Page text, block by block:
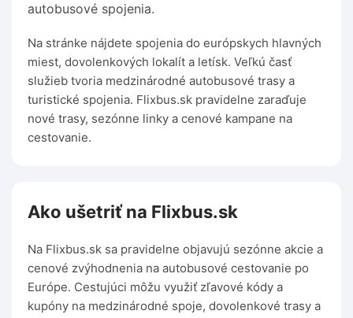
autobusové spojenia.
Na stránke nájdete spojenia do európskych hlavných
miest, dovolenkových lokalít a letísk. Veľkú časť
služieb tvoria medzinárodné autobusové trasy a
turistické spojenia. Flixbus.sk pravidelne zaraďuje
nové trasy, sezónne linky a cenové kampane na
cestovanie.
Ako ušetriť na Flixbus.sk
Na Flixbus.sk sa pravidelne objavujú sezónne akcie a
cenové zvýhodnenia na autobusové cestovanie po
Európe. Cestujúci môžu využiť zľavové kódy a
kupóny na medzinárodné spoje, dovolenkové trasy a